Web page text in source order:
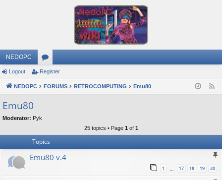
NEDOPC
or
u
Logout Register
NEDOPC FORUMS RETROCOMPUTING Emu80
Emu80
Moderator: Pyk
25 topics • Page 1 of 1
Topics
Emu80 v.4
1 … 17 18 19 20